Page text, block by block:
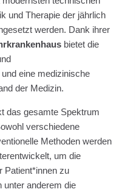
und Therapie der jährlich
werden. Dank ihrer
bietet die
eine medizinische
der Medizin.
das gesamte Spektrum
verschiedene
Methoden werden
um die
Patient*innen zu
unter anderem die